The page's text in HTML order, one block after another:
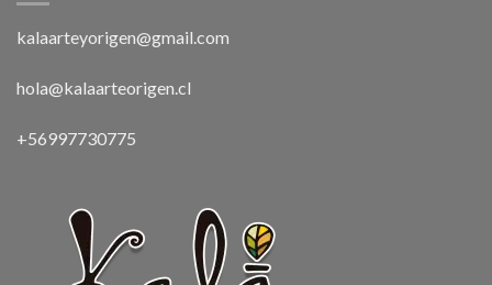
kalaarteyorigen@gmail.com
hola@kalaarteorigen.cl
+56997730775